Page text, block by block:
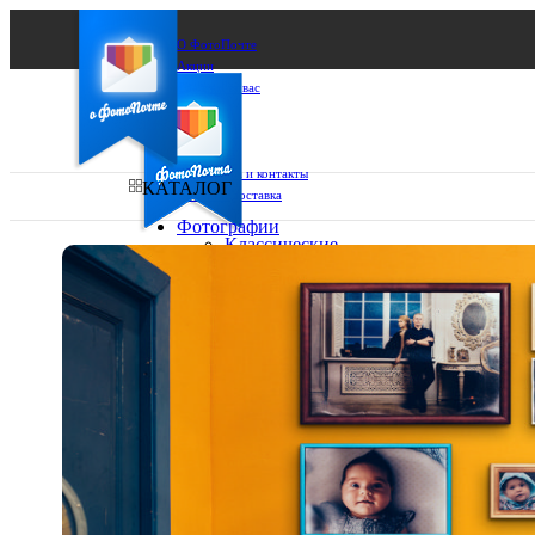
О ФотоПочте
Акции
Сделаем за вас
Бизнесу
FAQ
Франшиза
Поддержка и контакты
Оплата и доставка
Ваш город:
Выберите из списка:
КАТАЛОГ
Фотографии
Классические
10х10
10х15
13х18
15х15
15х20
20х20
20х30
30х30
30х40